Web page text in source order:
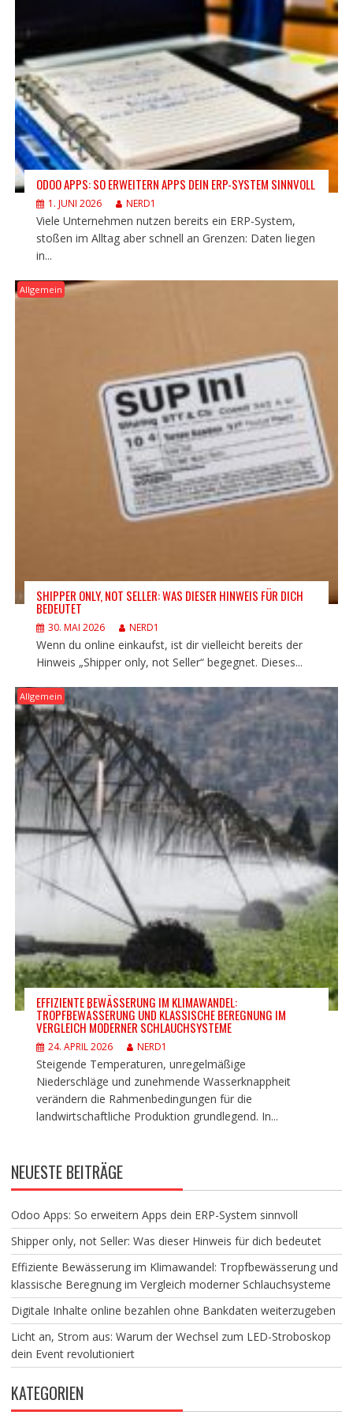
ODOO APPS: SO ERWEITERN APPS DEIN ERP-SYSTEM SINNVOLL
1. JUNI 2026 NERD1
Viele Unternehmen nutzen bereits ein ERP-System,
stoßen im Alltag aber schnell an Grenzen: Daten liegen
in...
Allgemein
SHIPPER ONLY, NOT SELLER: WAS DIESER HINWEIS FÜR DICH
BEDEUTET
30. MAI 2026 NERD1
Wenn du online einkaufst, ist dir vielleicht bereits der
Hinweis „Shipper only, not Seller“ begegnet. Dieses...
Allgemein
EFFIZIENTE BEWÄSSERUNG IM KLIMAWANDEL:
TROPFBEWÄSSERUNG UND KLASSISCHE BEREGNUNG IM
VERGLEICH MODERNER SCHLAUCHSYSTEME
24. APRIL 2026 NERD1
Steigende Temperaturen, unregelmäßige
Niederschläge und zunehmende Wasserknappheit
verändern die Rahmenbedingungen für die
landwirtschaftliche Produktion grundlegend. In...
NEUESTE BEITRÄGE
Odoo Apps: So erweitern Apps dein ERP-System sinnvoll
Shipper only, not Seller: Was dieser Hinweis für dich bedeutet
Effiziente Bewässerung im Klimawandel: Tropfbewässerung und
klassische Beregnung im Vergleich moderner Schlauchsysteme
Digitale Inhalte online bezahlen ohne Bankdaten weiterzugeben
Licht an, Strom aus: Warum der Wechsel zum LED-Stroboskop
dein Event revolutioniert
KATEGORIEN